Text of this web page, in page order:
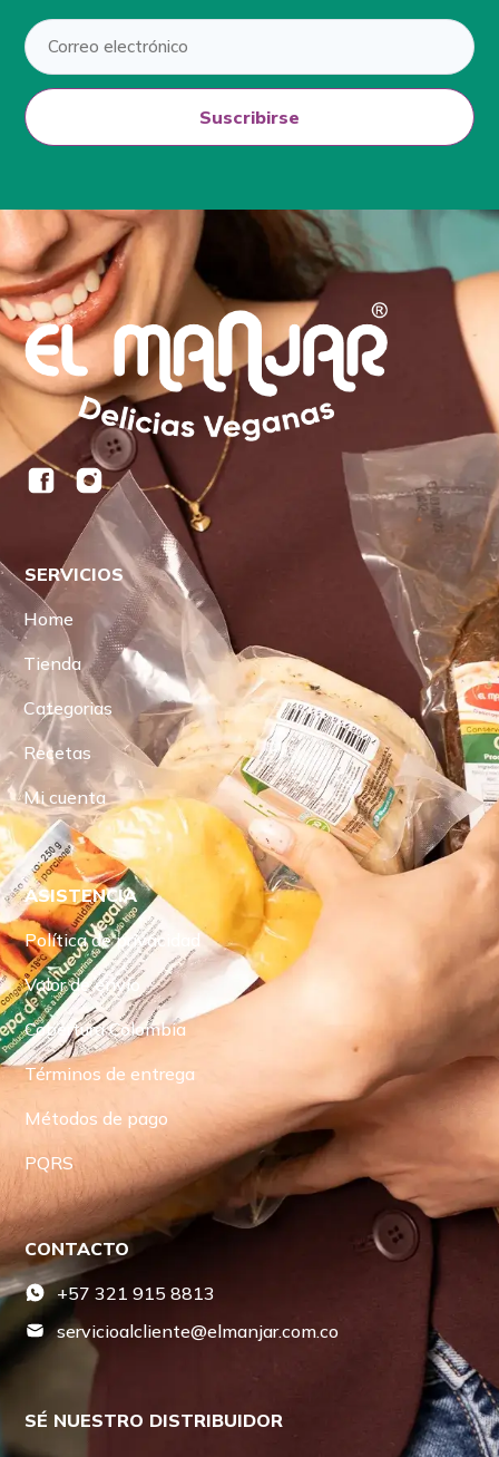
Suscribirse
SERVICIOS
Home
Tienda
Categorias
Recetas
Mi cuenta
ASISTENCIA
Política de privacidad
Valor de envío
Cobertura Colombia
Términos de entrega
Métodos de pago
PQRS
CONTACTO
+57 321 915 8813
servicioalcliente@elmanjar.com.co
SÉ NUESTRO DISTRIBUIDOR